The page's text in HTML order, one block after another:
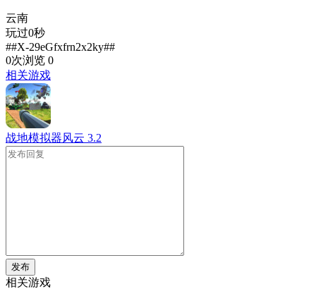
云南
玩过0秒
##X-29eGfxfrn2x2ky##
0次浏览 0
相关游戏
战地模拟器风云 3.2
发布
相关游戏